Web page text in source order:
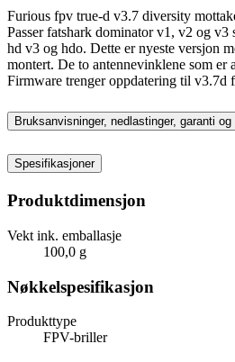
Furious fpv true-d v3.7 diversity
Passer fatshark dominator v1, v2 og v3
hd v3 og hdo. Dette er nyeste versjon
montert. De to antennevinklene som er
Firmware trenger oppdatering til v3.7d
Bruksanvisninger, nedlastinger, garanti og
Spesifikasjoner
Produktdimensjon
Vekt ink. emballasje
100,0 g
Nøkkelspesifikasjon
Produkttype
FPV-briller